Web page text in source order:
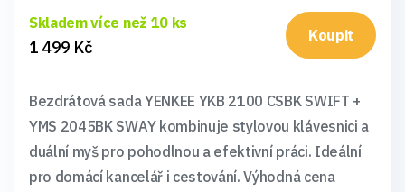
Skladem více než 10 ks
1 499 Kč
Koupit
Bezdrátová sada YENKEE YKB 2100 CSBK SWIFT +
YMS 2045BK SWAY kombinuje stylovou klávesnici a
duální myš pro pohodlnou a efektivní práci. Ideální
pro domácí kancelář i cestování. Výhodná cena